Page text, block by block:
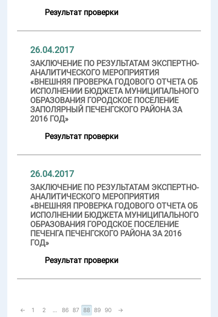
Результат проверки
26.04.2017
ЗАКЛЮЧЕНИЕ ПО РЕЗУЛЬТАТАМ ЭКСПЕРТНО-
АНАЛИТИЧЕСКОГО МЕРОПРИЯТИЯ
«ВНЕШНЯЯ ПРОВЕРКА ГОДОВОГО ОТЧЕТА ОБ
ИСПОЛНЕНИИ БЮДЖЕТА МУНИЦИПАЛЬНОГО
ОБРАЗОВАНИЯ ГОРОДСКОЕ ПОСЕЛЕНИЕ
ЗАПОЛЯРНЫЙ ПЕЧЕНГСКОГО РАЙОНА ЗА
2016 ГОД»
Результат проверки
26.04.2017
ЗАКЛЮЧЕНИЕ ПО РЕЗУЛЬТАТАМ ЭКСПЕРТНО-
АНАЛИТИЧЕСКОГО МЕРОПРИЯТИЯ
«ВНЕШНЯЯ ПРОВЕРКА ГОДОВОГО ОТЧЕТА ОБ
ИСПОЛНЕНИИ БЮДЖЕТА МУНИЦИПАЛЬНОГО
ОБРАЗОВАНИЯ ГОРОДСКОЕ ПОСЕЛЕНИЕ
ПЕЧЕНГА ПЕЧЕНГСКОГО РАЙОНА ЗА 2016
ГОД»
Результат проверки
← 1 2 ... 86 87 88 89 90 →